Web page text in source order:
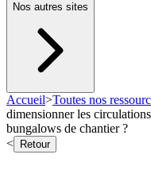
Nos autres sites
Accueil>Toutes nos
dimensionner les
bungalows de chantier ?
<
Retour